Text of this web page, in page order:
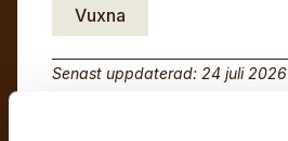
Vuxna
Senast uppdaterad: 24 juli 2026